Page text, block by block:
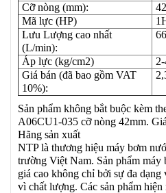
Cỡ nòng (mm):
42
Mã lực (HP)
Lưu Lượng cao nhất
(L/min):
66
Áp lực (kg/cm2)
Giá bán (đã bao gồm VAT
10%):
Sản phẩm không bắt buộc kèm
A06CU1-035 cỡ nòng 42mm.
Hãng sản xuất
NTP là thương hiệu máy bơm
trường Việt Nam. Sản phẩm
giá cao không chỉ bởi sự đa
vì chất lượng. Các sản phẩm